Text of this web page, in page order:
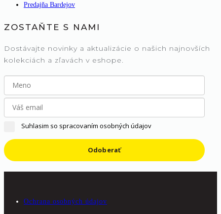
Predajňa Bardejov
ZOSTAŇTE S NAMI
Dostávajte novinky a aktualizácie o našich najnovších
kolekciách a zľavách v eshope.
Suhlasim so spracovaním osobných údajov
Odoberať
Ochrana osobných údajov